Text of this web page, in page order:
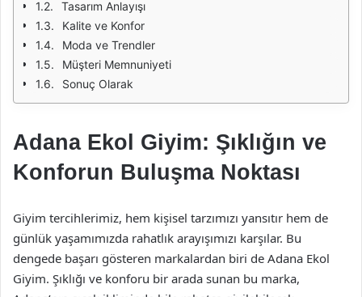
Tasarım Anlayışı
Kalite ve Konfor
Moda ve Trendler
Müşteri Memnuniyeti
Sonuç Olarak
Adana Ekol Giyim: Şıklığın ve
Konforun Buluşma Noktası
Giyim tercihlerimiz, hem kişisel tarzımızı yansıtır hem de
günlük yaşamımızda rahatlık arayışımızı karşılar. Bu
dengede başarı gösteren markalardan biri de Adana Ekol
Giyim. Şıklığı ve konforu bir arada sunan bu marka,